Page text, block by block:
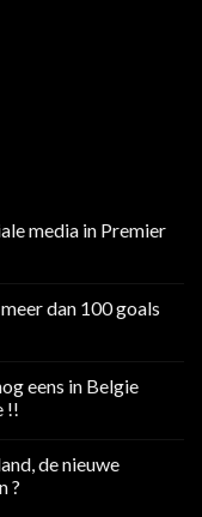
media in Premier
dan 100 goals
eens in Belgie
!!
de nieuwe
?